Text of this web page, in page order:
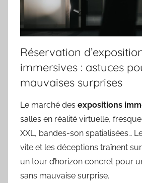
Réservation
immersives : astuces
mauvaises surprises
Le marché des expositions
salles en réalité virtuelle,
XXL, bandes-son spatialisées…
vite et les déceptions traînent
un tour d’horizon concret pour
sans mauvaise surprise.